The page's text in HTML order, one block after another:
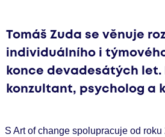
Tomáš Zuda se věnuje
individuálního i
konce devadesátých let.
konzultant, psycholog a
S Art of change spolupracuje od